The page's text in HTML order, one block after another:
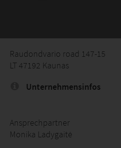
Raudondvario road 147-15
LT 47192 Kaunas
Unternehmensinfos
Ansprechpartner
Monika Ladygaitė